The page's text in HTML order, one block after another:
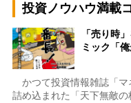
投資ノウハウ満載
「売り時
ミック「
かつて投資情報雑誌「マ
詰め込まれた「天下無敵